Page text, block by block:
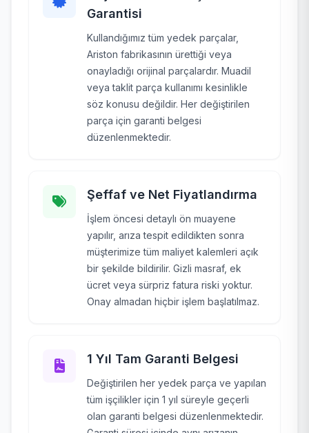
Garantisi
Kullandığımız tüm yedek parçalar,
Ariston fabrikasının ürettiği veya
onayladığı orijinal parçalardır. Muadil
veya taklit parça kullanımı kesinlikle
söz konusu değildir. Her değiştirilen
parça için garanti belgesi
düzenlenmektedir.
Şeffaf ve Net Fiyatlandırma
İşlem öncesi detaylı ön muayene
yapılır, arıza tespit edildikten sonra
müşterimize tüm maliyet kalemleri açık
bir şekilde bildirilir. Gizli masraf, ek
ücret veya sürpriz fatura riski yoktur.
Onay almadan hiçbir işlem başlatılmaz.
1 Yıl Tam Garanti Belgesi
Değiştirilen her yedek parça ve yapılan
tüm işçilikler için 1 yıl süreyle geçerli
olan garanti belgesi düzenlenmektedir.